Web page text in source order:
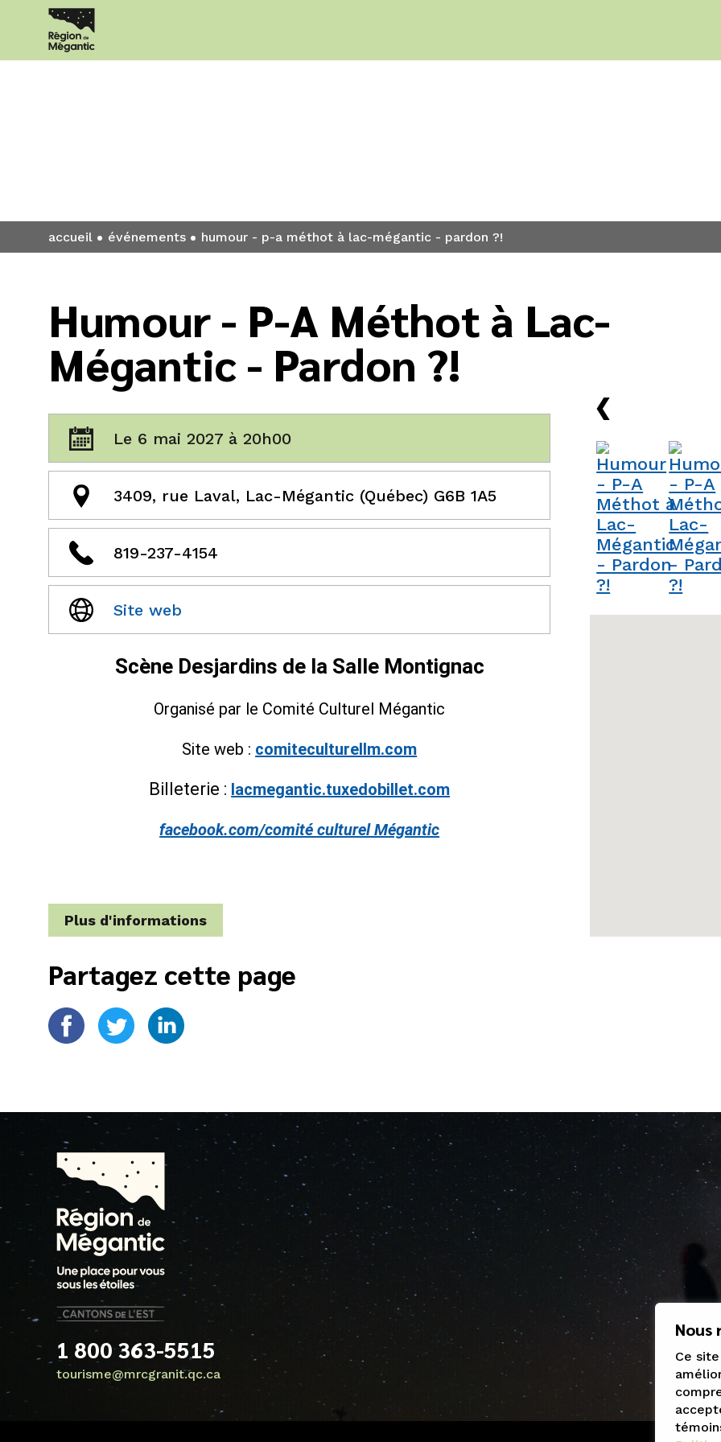
accueil événements humour - p-a méthot à lac-mégantic - pardon ?!
Humour - P-A Méthot à Lac-
Mégantic - Pardon ?!
Le 6 mai 2027 à 20h00
3409, rue Laval, Lac-Mégantic (Québec) G6B 1A5
819-237-4154
Site web
Scène Desjardins de la Salle Montignac
Organisé par le Comité Culturel Mégantic
Site web : comiteculturellm.com
Billeterie : lacmegantic.tuxedobillet.com
facebook.com/comité culturel Mégantic
Plus d'informations
Partagez cette page
›
1 800 363-5515
tourisme@mrcgranit.qc.ca
Nous
Ce